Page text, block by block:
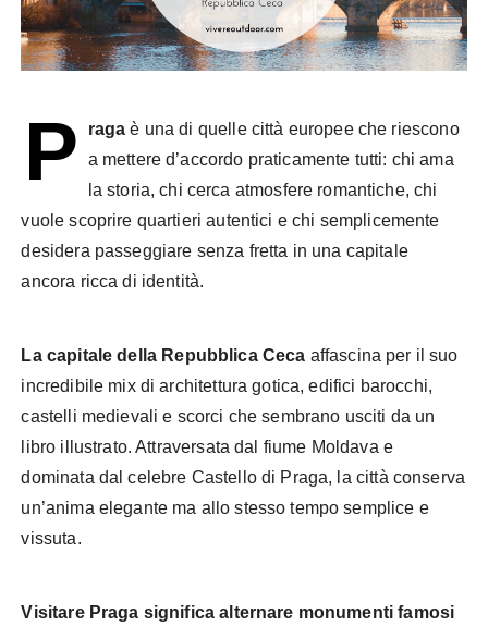
P raga è una di quelle città europee che riescono
a mettere d’accordo praticamente tutti: chi ama
la storia, chi cerca atmosfere romantiche, chi
vuole scoprire quartieri autentici e chi semplicemente
desidera passeggiare senza fretta in una capitale
ancora ricca di identità.
La capitale della Repubblica Ceca affascina per il suo
incredibile mix di architettura gotica, edifici barocchi,
castelli medievali e scorci che sembrano usciti da un
libro illustrato. Attraversata dal fiume Moldava e
dominata dal celebre Castello di Praga, la città conserva
un’anima elegante ma allo stesso tempo semplice e
vissuta.
Visitare Praga significa alternare monumenti famosi